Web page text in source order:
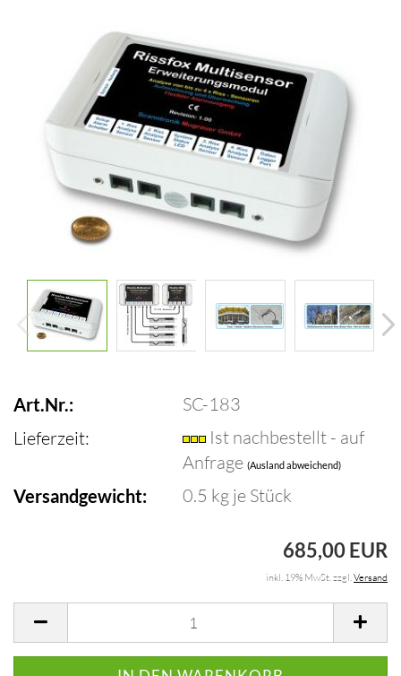
Art.Nr.:
SC-183
Lieferzeit:
Ist nachbestellt - auf
Anfrage(Ausland abweichend)
Versandgewicht: 0.5 kg je Stück
685,00 EUR
inkl. 19% MwSt. zzgl.Versand